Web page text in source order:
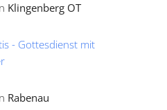
Klingenberg OT
- Gottesdienst mit
Rabenau